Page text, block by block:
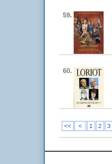
59.
60.
<< < 1 2 3